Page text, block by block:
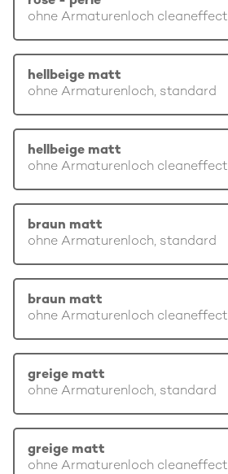
ohne Armaturenloch cleaneffect
hellbeige matt
ohne Armaturenloch, standard
hellbeige matt
ohne Armaturenloch cleaneffect
braun matt
ohne Armaturenloch, standard
braun matt
ohne Armaturenloch cleaneffect
greige matt
ohne Armaturenloch, standard
greige matt
ohne Armaturenloch cleaneffect